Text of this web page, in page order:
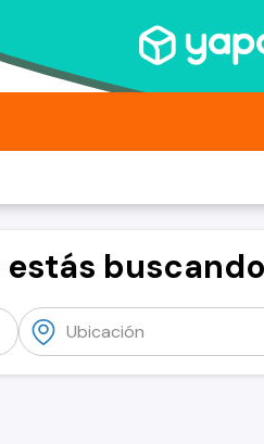
estás